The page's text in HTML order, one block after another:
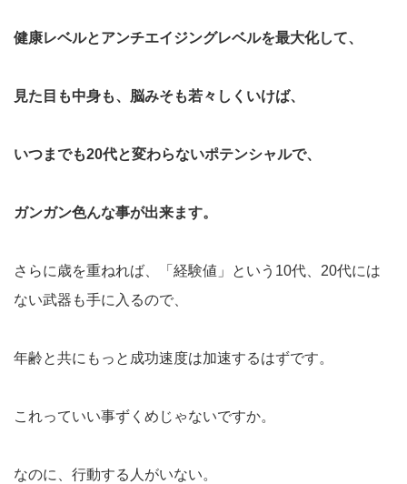
健康レベルとアンチエイジングレベルを最大化して、
見た目も中身も、脳みそも若々しくいけば、
いつまでも20代と変わらないポテンシャルで、
ガンガン色んな事が出来ます。
さらに歳を重ねれば、「経験値」という10代、20代には
ない武器も手に入るので、
年齢と共にもっと成功速度は加速するはずです。
これっていい事ずくめじゃないですか。
なのに、行動する人がいない。